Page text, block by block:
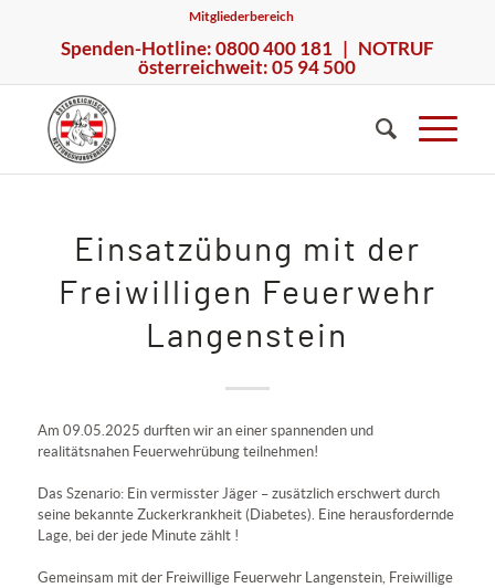
Mitgliederbereich
Spenden-Hotline: 0800 400 181 | NOTRUF
österreichweit: 05 94 500
Einsatzübung mit der
Freiwilligen Feuerwehr
Langenstein
Am 09.05.2025 durften wir an einer spannenden und
realitätsnahen Feuerwehrübung teilnehmen!
Das Szenario: Ein vermisster Jäger – zusätzlich erschwert durch
seine bekannte Zuckerkrankheit (Diabetes). Eine herausfordernde
Lage, bei der jede Minute zählt !
Gemeinsam mit der Freiwillige Feuerwehr Langenstein, Freiwillige